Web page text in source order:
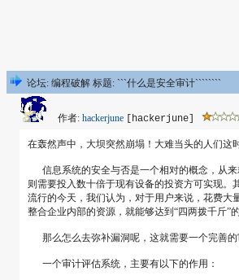
论坛: 编程破解 标题: ```什么是安全审计````````
作者: hackerjune [hackerjune]
在轰然声中，大坝突然崩塌！大难当头的人们这
信息系统的安全与否是一个相对的概念，从来
则需要投入数十倍于现有设备的投资方可实现
流行的今天，我们认为，对于用户来说，花费大
整合企业内部的资源，就能够达到“四两拨千斤”的
那么怎么去弥补漏洞呢，这就需要一个完善的
一个审计评估系统，主要有以下的作用：